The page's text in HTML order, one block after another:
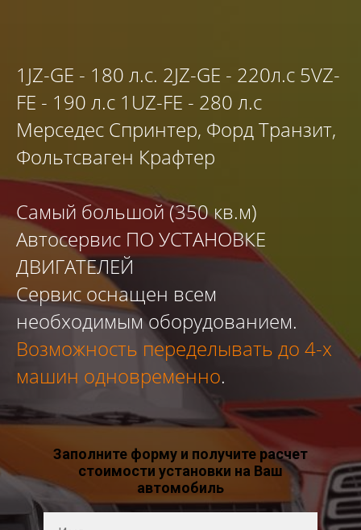
1JZ-GE - 180 л.с. 2JZ-GE - 220л.с 5VZ-
FE - 190 л.с 1UZ-FE - 280 л.с
Мерседес Спринтер, Форд Транзит,
Фольтсваген Крафтер
Самый большой (350 кв.м)
Автосервис ПО УСТАНОВКЕ
ДВИГАТЕЛЕЙ
Сервис оснащен всем
необходимым оборудованием.
Возможность переделывать до 4-х
машин одновременно.
Заполните форму и получите расчет
стоимости установки на Ваш
автомобиль